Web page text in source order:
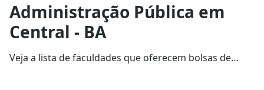
Administração Pública em
Central - BA
Veja a lista de faculdades que oferecem bolsas de